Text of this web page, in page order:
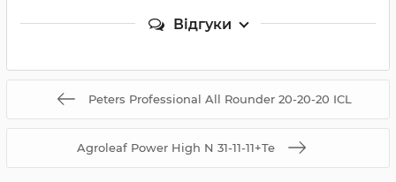
Відгуки
Peters Professional All Rounder 20-20-20 ICL
Agroleaf Power High N 31-11-11+Te